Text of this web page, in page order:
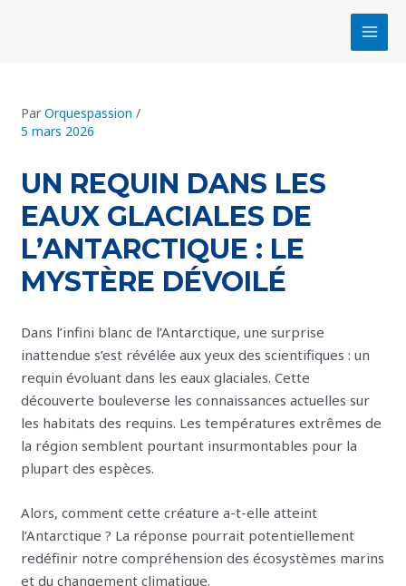
UN REQUIN DANS LES
EAUX GLACIALES DE
L’ANTARCTIQUE : LE
MYSTÈRE DÉVOILÉ
ParOrquespassion/
5 mars 2026
Dans l’infini blanc de l’Antarctique, une surprise
inattendue s’est révélée aux yeux des scientifiques : un
requin évoluant dans les eaux glaciales. Cette
découverte bouleverse les connaissances actuelles sur
les habitats des requins. Les températures extrêmes de
la région semblent pourtant insurmontables pour la
plupart des espèces.
Alors, comment cette créature a-t-elle atteint
l’Antarctique ? La réponse pourrait potentiellement
redéfinir notre compréhension des écosystèmes marins
et du changement climatique.